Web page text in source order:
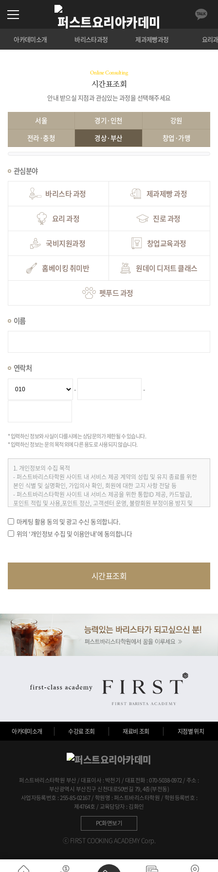
아카데미소개 바리스타과정 제과제빵과정 요리
Online Consulting
시간표조회
안내 받으실 지점과 관심있는 과정을 선택해주세요
서울 경기·인천
강원
전라·충청
경상·부산 창업·가맹
관심분야
바리스타 과정 제과제빵 과정
요리 과정 진로 과정
국비지원과정 창업교육과정
홈베이킹 취미반 원데이 디저트 클래스
펫푸드 과정
이름
연락처
- -
* 입력하신 정보와 사실이 다를시에는 상담문의가 제한될 수 있습니다.
* 입력하신 정보는 문의 목적 외에 다른 용도로 사용되지 않습니다.
마케팅 활용 동의 및 광고 수신 동의합니다.
위의 ‘개인정보 수집 및 이용안내’에 동의합니다
시간표조회
아카데미소개 수강료 조회 재료비 조회 지점별 위치
퍼스트바리스타학원 부산 / 대표이사 : 박천기 / 대표전화 : 070-5038-0972 / 주소 :
부산광역시 부산진구 신천대로50번길 79, 4층(부전동)
사업자등록번호 : 255-85-02167 / 학원명 : 퍼스트바리스타학원 / 학원등록번호 :
제4764호 / 교육담당자 : 김화인
PC화면보기
ⓒ FIRST COOKING ACADEMY Corp.